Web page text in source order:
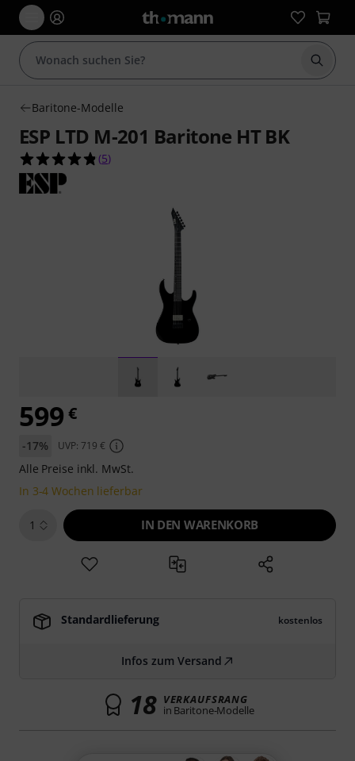
Suche
Baritone-Modelle
ESP LTD M-201 Baritone HT BK
4.8 von 5 Sternen aus 5 Kundenbewertungen
(5)
599 €
-17% UVP: 719 €
Alle Preise inkl. MwSt.
In 3-4 Wochen lieferbar
1 IN DEN WARENKORB
Standardlieferung kostenlos
Infos zum Versand
18 VERKAUFSRANG
in Baritone-Modelle